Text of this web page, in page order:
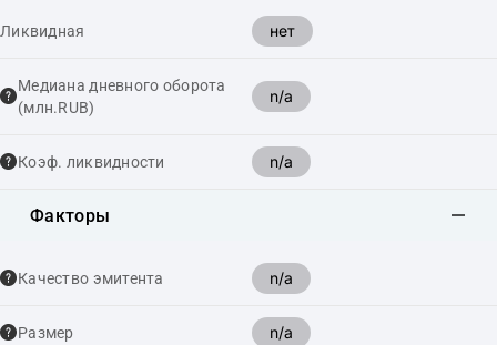
Ликвидная нет
Медиана дневного оборота
(млн.RUB)
n/a
Коэф. ликвидности n/a
Факторы
Качество эмитента n/a
Размер n/a